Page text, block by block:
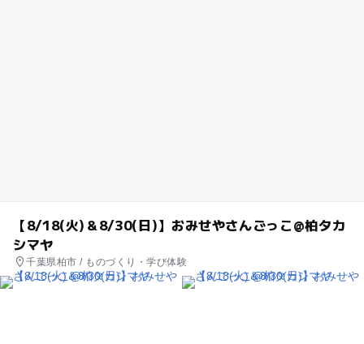
【8/18(火)＆8/30(日)】おみせやさんごっこ@柏タカ
シマヤ
千葉県柏市 / ものづくり・学び体験